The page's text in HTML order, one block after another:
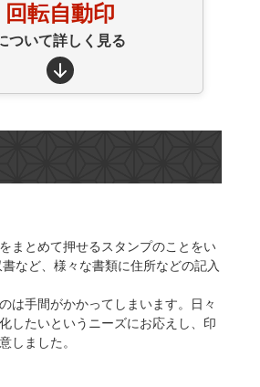
回転自動印
ついて詳しく見る
まとめて押せるスタンプのことをい
など、様々な書類に住所などの記入
は手間がかかってしまいます。日々
したいというニーズにお応えし、印
しました。